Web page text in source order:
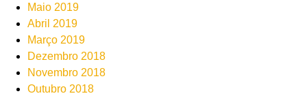
Maio 2019
Abril 2019
Março 2019
Dezembro 2018
Novembro 2018
Outubro 2018